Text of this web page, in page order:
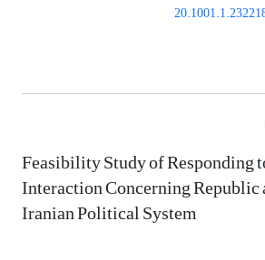
Feasibility Study of Responding
Interaction Concerning Republic
Iranian Political System